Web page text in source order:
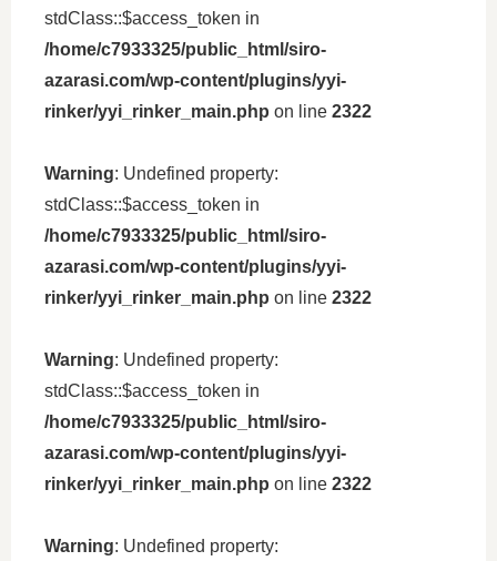
stdClass::$access_token in
/home/c7933325/public_html/siro-
azarasi.com/wp-content/plugins/yyi-
rinker/yyi_rinker_main.php on line 2322
Warning: Undefined property:
stdClass::$access_token in
/home/c7933325/public_html/siro-
azarasi.com/wp-content/plugins/yyi-
rinker/yyi_rinker_main.php on line 2322
Warning: Undefined property:
stdClass::$access_token in
/home/c7933325/public_html/siro-
azarasi.com/wp-content/plugins/yyi-
rinker/yyi_rinker_main.php on line 2322
Warning: Undefined property: